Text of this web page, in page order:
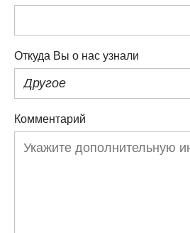
Откуда Вы о нас узнали
Другое
Комментарий